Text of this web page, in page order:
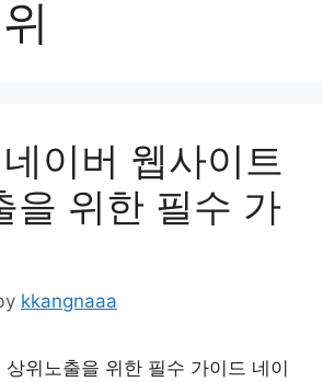
이버 웹사이트
을 위한 필수 가
kkangnaaa
위노출을 위한 필수 가이드 네이